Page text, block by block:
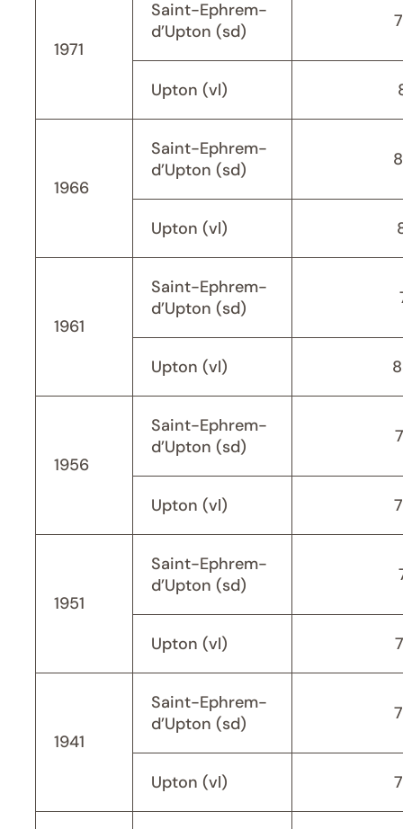
1971
Saint-Ephrem-
d’Upton (sd)
Upton (vl)
1966
Saint-Ephrem-
d’Upton (sd)
Upton (vl)
1961
Saint-Ephrem-
d’Upton (sd)
Upton (vl)
1956
Saint-Ephrem-
d’Upton (sd)
Upton (vl)
1951
Saint-Ephrem-
d’Upton (sd)
Upton (vl)
1941
Saint-Ephrem-
d’Upton (sd)
Upton (vl)